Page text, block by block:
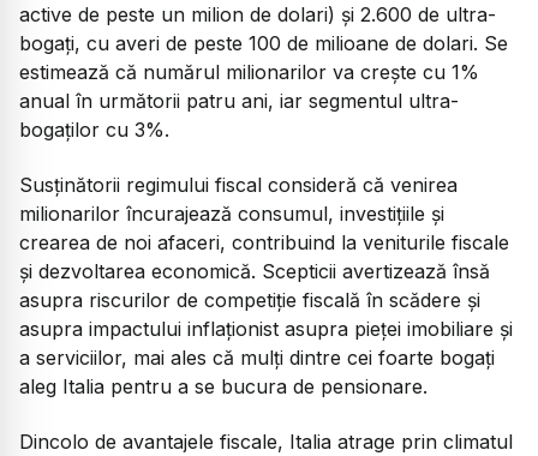
active de peste un milion de dolari) și 2.600 de ultra-
bogați, cu averi de peste 100 de milioane de dolari. Se
estimează că numărul milionarilor va crește cu 1%
anual în următorii patru ani, iar segmentul ultra-
bogaților cu 3%.
Susținătorii regimului fiscal consideră că venirea
milionarilor încurajează consumul, investițiile și
crearea de noi afaceri, contribuind la veniturile fiscale
și dezvoltarea economică. Scepticii avertizează însă
asupra riscurilor de competiție fiscală în scădere și
asupra impactului inflaționist asupra pieței imobiliare și
a serviciilor, mai ales că mulți dintre cei foarte bogați
aleg Italia pentru a se bucura de pensionare.
Dincolo de avantajele fiscale, Italia atrage prin climatul